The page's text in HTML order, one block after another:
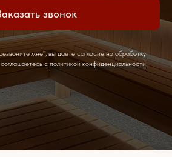
звонок
мне", вы даете согласие наобработку
c политикой конфиденциальности